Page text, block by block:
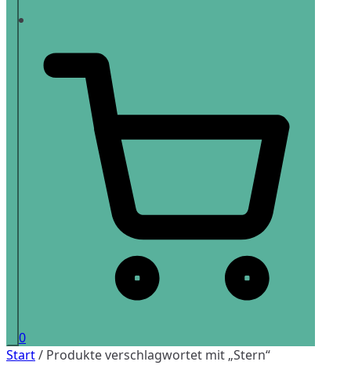
0
Start/ Produkte verschlagwortet mit „Stern“